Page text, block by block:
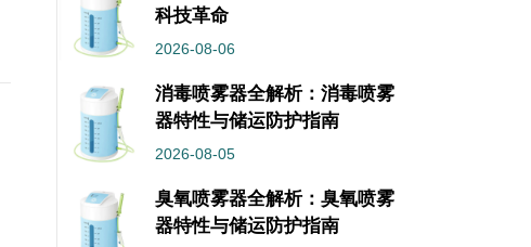
科技革命
2026-08-06
消毒喷雾器全解析：消毒喷雾
器特性与储运防护指南
2026-08-05
臭氧喷雾器全解析：臭氧喷雾
器特性与储运防护指南